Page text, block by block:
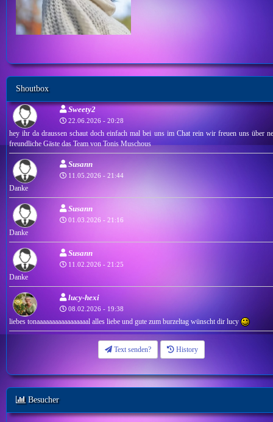
Shoutbox
Sweety2
22.06.2026 - 20:28
hey ihr da draussen schaut doch einfach mal bei uns im Chat rein wir freuen uns über
freundliche Gäste das Team von Tonis Muschous
Susann
11.05.2026 - 21:44
Danke
Susann
01.03.2026 - 21:16
Danke
Susann
11.02.2026 - 21:25
Danke
lucy-hexi
08.02.2026 - 19:38
liebes tonaaaaaaaaaaaaaaaaal alles liebe und gute zum burzeltag wünscht dir lucy
Text senden? History
Besucher